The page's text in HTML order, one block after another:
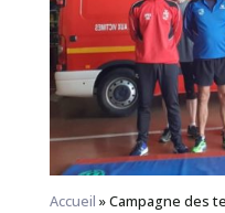
Accueil »Campagne des